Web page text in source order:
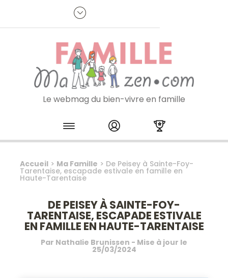
Je m'inscris à la newsletter
Le webmag du bien-vivre en famille
Skip to content
Accueil > Ma Famille > De Peisey à Sainte-Foy-
Tarentaise, escapade estivale en famille en
Haute-Tarentaise
DE PEISEY À SAINTE-FOY-
TARENTAISE, ESCAPADE ESTIVALE
EN FAMILLE EN HAUTE-TARENTAISE
Par Nathalie Brunissen - Mise à jour le
25/03/2024
Panneau de gestion des cookies